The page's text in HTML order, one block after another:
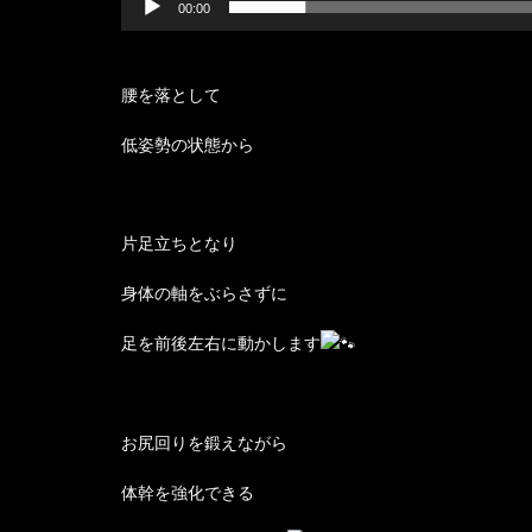
00:00
腰を落として
低姿勢の状態から
片足立ちとなり
身体の軸をぶらさずに
足を前後左右に動かします
お尻回りを鍛えながら
体幹を強化できる